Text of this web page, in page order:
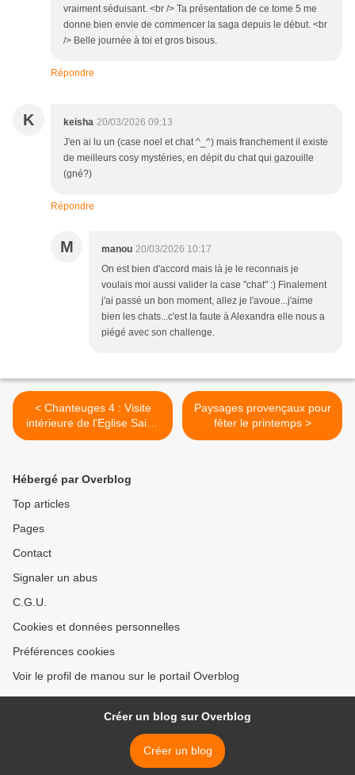
vraiment séduisant. <br /> Ta présentation de ce tome 5 me
donne bien envie de commencer la saga depuis le début. <br
/> Belle journée à toi et gros bisous.
Répondre
K keisha 20/03/2026 09:13
J'en ai lu un (case noel et chat ^_^) mais franchement il existe
de meilleurs cosy mystéries, en dépit du chat qui gazouille
(gné?)
Répondre
M manou 20/03/2026 10:17
On est bien d'accord mais là je le reconnais je
voulais moi aussi valider la case "chat" :) Finalement
j'ai passé un bon moment, allez je l'avoue...j'aime
bien les chats...c'est la faute à Alexandra elle nous a
piégé avec son challenge.
< Chanteuges 4 : Visite
intérieure de l'Eglise Saint-
Marcellin / Balade en
Paysages provençaux pour
fêter le printemps >
Hébergé par Overblog
Top articles
Pages
Contact
Signaler un abus
C.G.U.
Cookies et données personnelles
Préférences cookies
Voir le profil de manou sur le portail Overblog
Créer un blog sur Overblog
Créer un blog